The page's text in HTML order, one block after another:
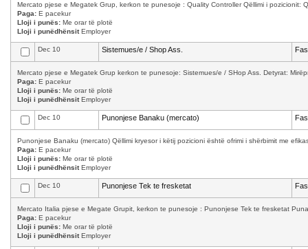
Mercato pjese e Megatek Grup, kerkon te punesoje : Quality Controller Qëllimi i pozicionit:
Paga: E pacekur
Lloji i punës: Me orar të plotë
Lloji i punëdhënsitEmployer
Dec 10 Sistemues/e / Shop Ass.
Mercato pjese e Megatek Grup kerkon te punesoje: Sistemues/e / SHop Ass. Detyrat:
Paga: E pacekur
Lloji i punës: Me orar të plotë
Lloji i punëdhënsitEmployer
Dec 10 Punonjese Banaku (mercato)
Punonjese Banaku (mercato) Qëllimi kryesor i këtij pozicioni është ofrimi i shërbimit me
Paga: E pacekur
Lloji i punës: Me orar të plotë
Lloji i punëdhënsitEmployer
Dec 10 Punonjese Tek te fresketat
Mercato Italia pjese e Megate Grupit, kerkon te punesoje : Punonjese Tek te fresketat
Paga: E pacekur
Lloji i punës: Me orar të plotë
Lloji i punëdhënsitEmployer